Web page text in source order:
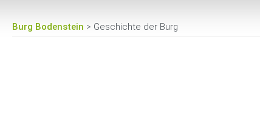
Burg Bodenstein > Geschichte der Burg